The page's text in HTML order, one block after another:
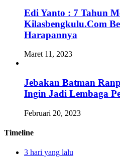
Edi Yanto : 7 Tahun
Kilasbengkulu.Com
Harapannya
Maret 11, 2023
Jebakan Batman
Ingin Jadi Lembaga
Februari 20, 2023
Timeline
3 hari yang lalu